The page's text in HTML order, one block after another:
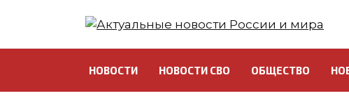
НОВОСТИ НОВОСТИ СВО ОБЩЕСТВО